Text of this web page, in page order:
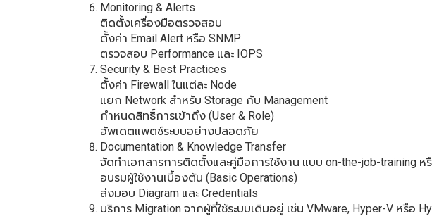
Monitoring & Alerts
ติดตั้งเครื่องมือตรวจสอบ
ตั้งค่า Email Alert หรือ SNMP
ตรวจสอบ Performance และ IOPS
Security & Best Practices
ตั้งค่า Firewall ในแต่ละ Node
แยก Network สำหรับ Storage กับ Management
กำหนดสิทธิ์การเข้าถึง (User & Role)
อัพเดตแพตช์ระบบอย่างปลอดภัย
Documentation & Knowledge Transfer
จัดทำเอกสารการติดตั้งและคู่มือการใช้งาน แบบ on-the-job-training
อบรมผู้ใช้งานเบื้องต้น (Basic Operations)
ส่งมอบ Diagram และ Credentials
บริการ Migration จากผู้ที่ใช้ระบบเดิมอยู่ เช่น VMware, Hyper-V หรือ